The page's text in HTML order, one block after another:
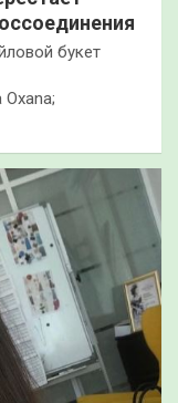
букет